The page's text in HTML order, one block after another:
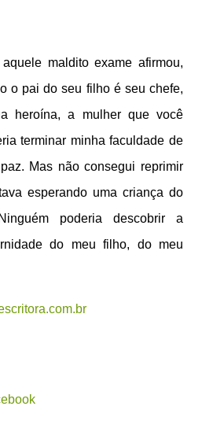
maldito exame afirmou,
o pai do seu filho é seu chefe,
heroína, a mulher que você
terminar minha faculdade de
Mas não consegui reprimir
esperando uma criança do
poderia descobrir a
do meu filho, do meu